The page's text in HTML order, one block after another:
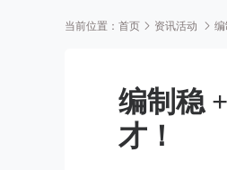
当前位置： 首页 资讯活动 编
编制稳
才！